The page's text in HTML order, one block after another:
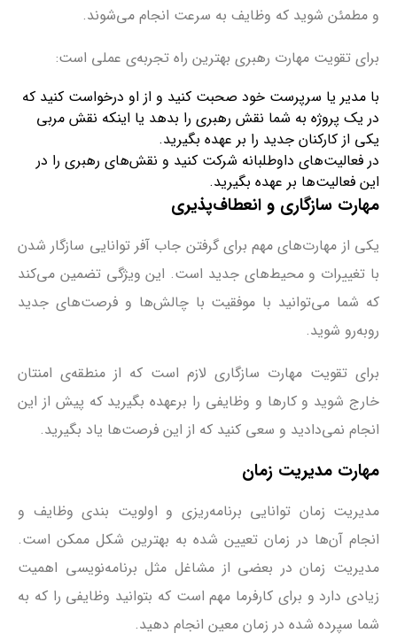
و مطمئن شوید که وظایف به سرعت انجام می‌شوند.
برای تقویت مهارت رهبری بهترین راه تجربه‌ی عملی است:
با مدیر یا سرپرست خود صحبت کنید و از او درخواست کنید که
در یک پروژه به شما نقش رهبری را بدهد یا اینکه نقش مربی
یکی از کارکنان جدید را بر عهده بگیرید.
در فعالیت‌های داوطلبانه شرکت کنید و نقش‌های رهبری را در
این فعالیت‌ها بر عهده بگیرید.
مهارت سازگاری و انعطاف‌پذیری
یکی از مهارت‌های مهم برای گرفتن جاب آفر توانایی سازگار شدن
با تغییرات و محیط‌های جدید است. این ویژگی تضمین می‌کند
که شما می‌توانید با موفقیت با چالش‌ها و فرصت‌های جدید
روبه‌رو شوید.
برای تقویت مهارت سازگاری لازم است که از منطقه‌ی امنتان
خارج شوید و کارها و وظایفی را برعهده بگیرید که پیش از این
انجام نمی‌دادید و سعی کنید که از این فرصت‌ها یاد بگیرید.
مهارت مدیریت زمان
مدیریت زمان توانایی برنامه‌ریزی و اولویت بندی وظایف و
انجام آن‌ها در زمان تعیین شده به بهترین شکل ممکن است.
مدیریت زمان در بعضی از مشاغل مثل برنامه‌نویسی اهمیت
زیادی دارد و برای کارفرما مهم است که بتوانید وظایفی را که به
شما سپرده شده در زمان معین انجام دهید.